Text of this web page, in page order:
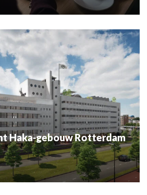
Haka-gebouw Rotterdam